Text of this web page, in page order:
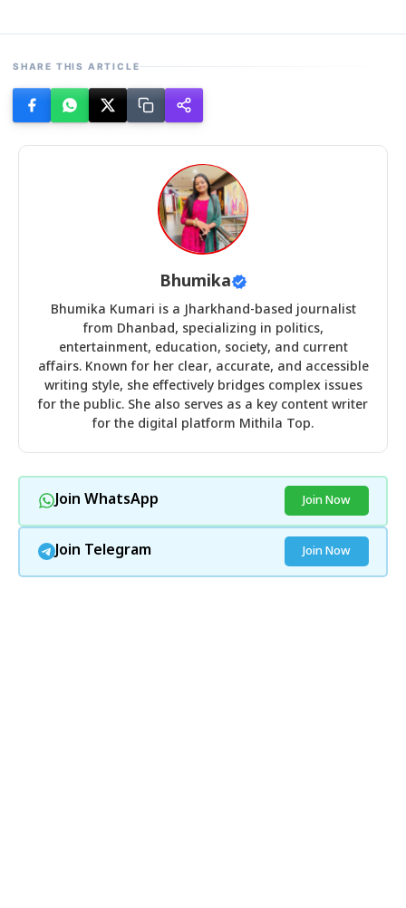
SHARE THIS ARTICLE
Bhumika
Bhumika Kumari is a Jharkhand-based journalist
from Dhanbad, specializing in politics,
entertainment, education, society, and current
affairs. Known for her clear, accurate, and accessible
writing style, she effectively bridges complex issues
for the public. She also serves as a key content writer
for the digital platform Mithila Top.
Join WhatsApp Join Now
Join Telegram Join Now